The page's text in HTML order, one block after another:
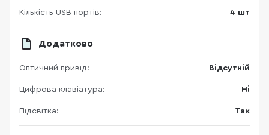
Кількість USB портів: 4 шт
Додатково
Оптичний привід: Відсутній
Цифрова клавіатура: Ні
Підсвітка: Так